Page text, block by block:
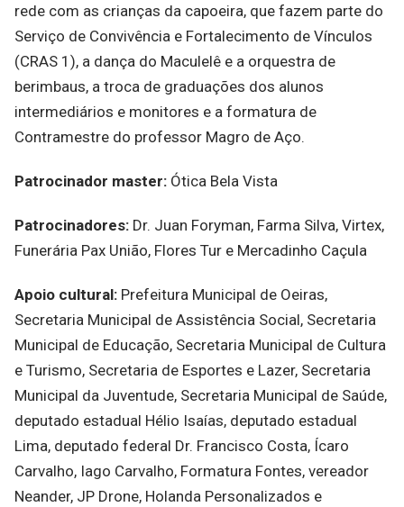
rede com as crianças da capoeira, que fazem parte do
Serviço de Convivência e Fortalecimento de Vínculos
(CRAS 1), a dança do Maculelê e a orquestra de
berimbaus, a troca de graduações dos alunos
intermediários e monitores e a formatura de
Contramestre do professor Magro de Aço.
Patrocinador master: Ótica Bela Vista
Patrocinadores: Dr. Juan Foryman, Farma Silva, Virtex,
Funerária Pax União, Flores Tur e Mercadinho Caçula
Apoio cultural: Prefeitura Municipal de Oeiras,
Secretaria Municipal de Assistência Social, Secretaria
Municipal de Educação, Secretaria Municipal de Cultura
e Turismo, Secretaria de Esportes e Lazer, Secretaria
Municipal da Juventude, Secretaria Municipal de Saúde,
deputado estadual Hélio Isaías, deputado estadual
Lima, deputado federal Dr. Francisco Costa, Ícaro
Carvalho, Iago Carvalho, Formatura Fontes, vereador
Neander, JP Drone, Holanda Personalizados e